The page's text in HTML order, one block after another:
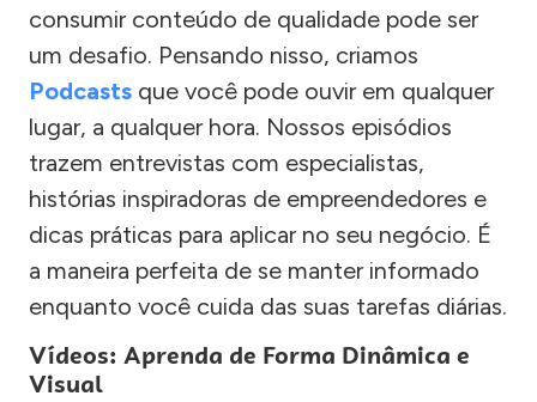
consumir conteúdo de qualidade pode ser
um desafio. Pensando nisso, criamos
Podcasts que você pode ouvir em qualquer
lugar, a qualquer hora. Nossos episódios
trazem entrevistas com especialistas,
histórias inspiradoras de empreendedores e
dicas práticas para aplicar no seu negócio. É
a maneira perfeita de se manter informado
enquanto você cuida das suas tarefas diárias.
Vídeos: Aprenda de Forma Dinâmica e
Visual